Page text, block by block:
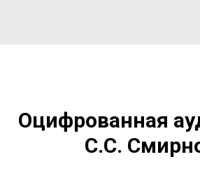
Оцифрованная
С.С.